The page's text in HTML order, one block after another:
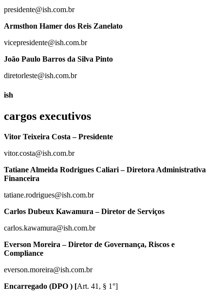
presidente@ish.com.br
Armsthon Hamer dos Reis Zanelato
vicepresidente@ish.com.br
João Paulo Barros da Silva Pinto
diretorleste@ish.com.br
ish
cargos executivos
Vitor Teixeira Costa – Presidente
vitor.costa@ish.com.br
Tatiane Almeida Rodrigues Caliari – Diretora Administrativa
Financeira
tatiane.rodrigues@ish.com.br
Carlos Dubeux Kawamura – Diretor de Serviços
carlos.kawamura@ish.com.br
Everson Moreira – Diretor de Governança, Riscos e
Compliance
everson.moreira@ish.com.br
Encarregado (DPO ) [Art. 41, § 1°]